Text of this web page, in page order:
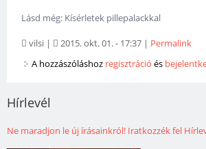
Lásd még: Kísérletek pillepalackkal
vilsi | 2015. okt. 01. - 17:37 | Permalink
A hozzászóláshoz regisztráció és
Hírlevél
Ne maradjon le új írásainkról! Iratkozzék fel